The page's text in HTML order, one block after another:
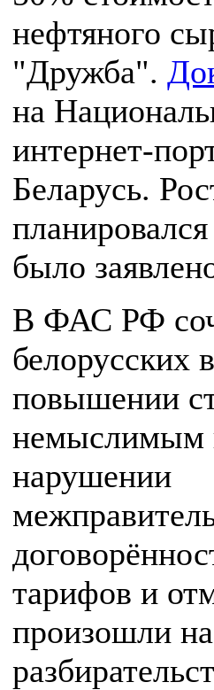
нефтяного
"Дружба".
на
интернет-
Беларусь.
было
В ФАС РФ
белорусских
повышении
немыслимым
нарушении
тарифов и
произошли